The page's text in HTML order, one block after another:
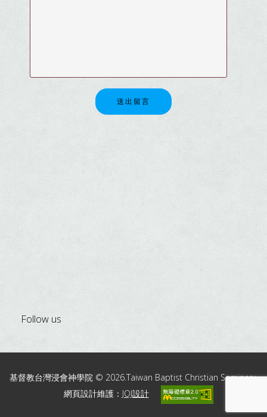
送出留言
Follow us
基督教台灣浸會神學院 © 2026.Taiwan Baptist Christian Seminary.
網頁設計維護： JOJ設計